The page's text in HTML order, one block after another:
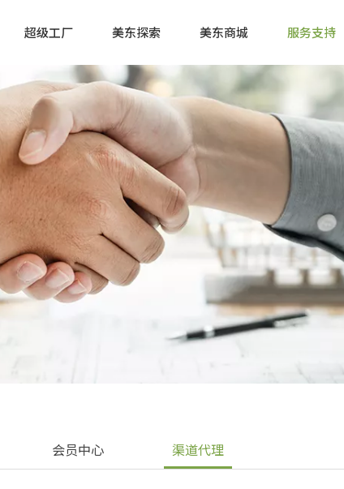
超级工厂 美东探索 美东商城 服务支持
会员中心 渠道代理